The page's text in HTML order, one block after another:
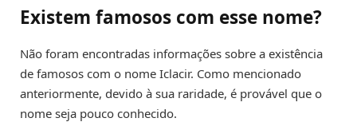
Existem famosos com esse nome?
Não foram encontradas informações sobre a existência
de famosos com o nome Iclacir. Como mencionado
anteriormente, devido à sua raridade, é provável que o
nome seja pouco conhecido.